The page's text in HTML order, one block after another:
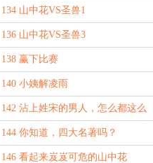
134 山中花VS圣兽1
136 山中花VS圣兽3
138 赢下比赛
140 小姨解凌雨
142 沾上姓宋的男人，怎么都这么
晦气
144 你知道，四大名著吗？
146 看起来岌岌可危的山中花